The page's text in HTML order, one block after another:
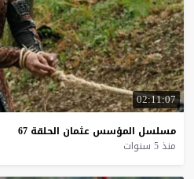
02:11:07
مسلسل المؤسس عثمان الحلقة 67
منذ 5 سنوات